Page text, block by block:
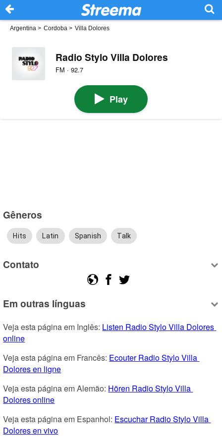
Argentina > Cordoba > Villa Dolores
Radio Stylo Villa Dolores
FM · 92.7
Play
Gêneros
Hits Latin Spanish Talk
Contato
Em outras línguas
Veja esta página em Inglês: Listen Radio Stylo Villa Dolores
online
Veja esta página em Francês: Ecouter Radio Stylo Villa
Dolores en ligne
Veja esta página em Alemão: Hören Radio Stylo Villa
Dolores online
Veja esta página em Espanhol: Escuchar Radio Stylo Villa
Dolores en vivo